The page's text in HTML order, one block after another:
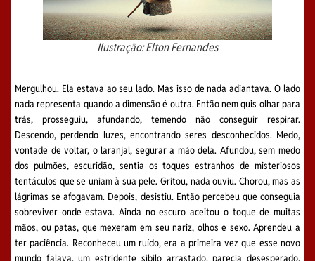
Ilustração: Elton Fernandes
Mergulhou. Ela estava ao seu lado. Mas isso de nada adiantava. O lado
nada representa quando a dimensão é outra. Então nem quis olhar para
trás, prosseguiu, afundando, temendo não conseguir respirar.
Descendo, perdendo luzes, encontrando seres desconhecidos. Medo,
vontade de voltar, o laranjal, segurar a mão dela. Afundou, sem medo
dos pulmões, escuridão, sentia os toques estranhos de misteriosos
tentáculos que se uniam à sua pele. Gritou, nada ouviu. Chorou, mas as
lágrimas se afogavam. Depois, desistiu. Então percebeu que conseguia
sobreviver onde estava. Ainda no escuro aceitou o toque de muitas
mãos, ou patas, que mexeram em seu nariz, olhos e sexo. Aprendeu a
ter paciência. Reconheceu um ruído, era a primeira vez que esse novo
mundo falava, um estridente sibilo arrastado, parecia desesperado,